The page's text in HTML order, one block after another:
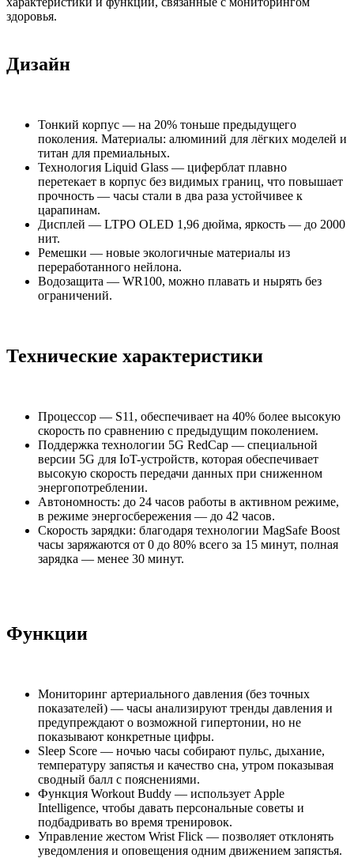
здоровья.
Дизайн
Тонкий корпус — на 20% тоньше предыдущего
поколения. Материалы: алюминий для лёгких моделей и
титан для премиальных.
Технология Liquid Glass — циферблат плавно
перетекает в корпус без видимых границ, что повышает
прочность — часы стали в два раза устойчивее к
царапинам.
Дисплей — LTPO OLED 1,96 дюйма, яркость — до 2000
нит.
Ремешки — новые экологичные материалы из
переработанного нейлона.
Водозащита — WR100, можно плавать и нырять без
ограничений.
Технические характеристики
Процессор — S11, обеспечивает на 40% более высокую
скорость по сравнению с предыдущим поколением.
Поддержка технологии 5G RedCap — специальной
версии 5G для IoT-устройств, которая обеспечивает
высокую скорость передачи данных при сниженном
энергопотреблении.
Автономность: до 24 часов работы в активном режиме,
в режиме энергосбережения — до 42 часов.
Скорость зарядки: благодаря технологии MagSafe Boost
часы заряжаются от 0 до 80% всего за 15 минут, полная
зарядка — менее 30 минут.
Функции
Мониторинг артериального давления (без точных
показателей) — часы анализируют тренды давления и
предупреждают о возможной гипертонии, но не
показывают конкретные цифры.
Sleep Score — ночью часы собирают пульс, дыхание,
температуру запястья и качество сна, утром показывая
сводный балл с пояснениями.
Функция Workout Buddy — использует Apple
Intelligence, чтобы давать персональные советы и
подбадривать во время тренировок.
Управление жестом Wrist Flick — позволяет отклонять
уведомления и оповещения одним движением запястья.